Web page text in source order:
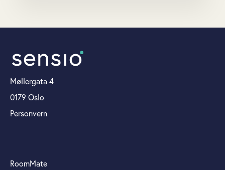
Møllergata 4
0179 Oslo
Personvern
RoomMate